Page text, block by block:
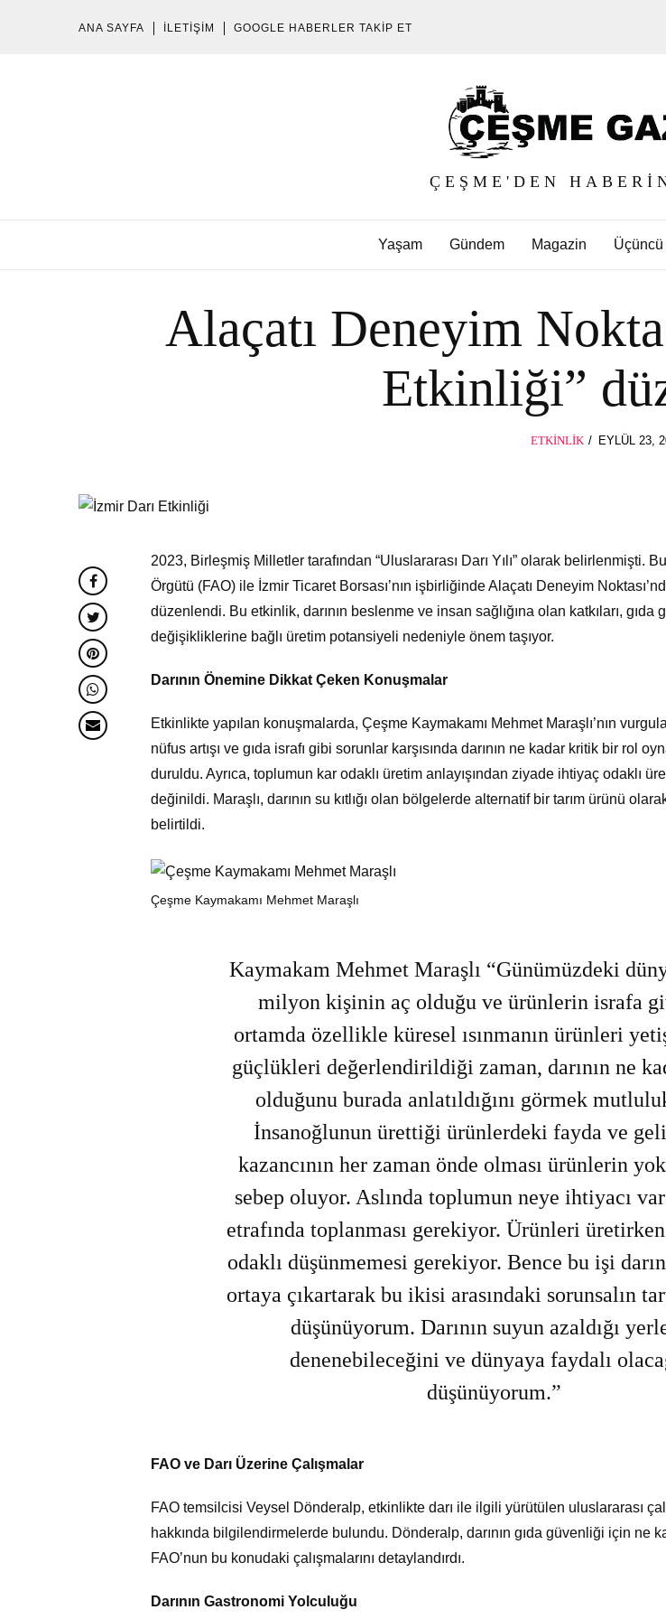
ANA SAYFA İLETIŞIM GOOGLE HABERLER TAKIP ET
ÇEŞME'DEN
Yaşam Gündem Magazin Üçüncü
Alaçatı Deneyim
Etkinliği”
ETKINLIK
POSTED
EYLÜL 23,
2023, Birleşmiş Milletler tarafından “Uluslararası Darı Yılı” olarak belirlenmişti.
Örgütü (FAO) ile İzmir Ticaret Borsası’nın işbirliğinde Alaçatı Deneyim
düzenlendi. Bu etkinlik, darının beslenme ve insan sağlığına olan katkıları, gıda
değişikliklerine bağlı üretim potansiyeli nedeniyle önem taşıyor.
Darının Önemine Dikkat Çeken Konuşmalar
Etkinlikte yapılan konuşmalarda, Çeşme Kaymakamı Mehmet Maraşlı’nın
nüfus artışı ve gıda israfı gibi sorunlar karşısında darının ne kadar kritik bir rol
duruldu. Ayrıca, toplumun kar odaklı üretim anlayışından ziyade ihtiyaç odaklı
değinildi. Maraşlı, darının su kıtlığı olan bölgelerde alternatif bir tarım ürünü
belirtildi.
Çeşme Kaymakamı Mehmet Maraşlı
Kaymakam Mehmet Maraşlı “Günümüzdeki
milyon kişinin aç olduğu ve ürünlerin israfa
ortamda özellikle küresel ısınmanın ürünleri
güçlükleri değerlendirildiği zaman, darının ne
olduğunu burada anlatıldığını görmek
İnsanoğlunun ürettiği ürünlerdeki fayda ve
kazancının her zaman önde olması ürünlerin
sebep oluyor. Aslında toplumun neye ihtiyacı
etrafında toplanması gerekiyor. Ürünleri
odaklı düşünmemesi gerekiyor. Bence bu işi
ortaya çıkartarak bu ikisi arasındaki sorunsalın
düşünüyorum. Darının suyun azaldığı
denenebileceğini ve dünyaya faydalı
düşünüyorum.”
FAO ve Darı Üzerine Çalışmalar
FAO temsilcisi Veysel Dönderalp, etkinlikte darı ile ilgili yürütülen uluslararası
hakkında bilgilendirmelerde bulundu. Dönderalp, darının gıda güvenliği için ne
FAO’nun bu konudaki çalışmalarını detaylandırdı.
Darının Gastronomi Yolculuğu